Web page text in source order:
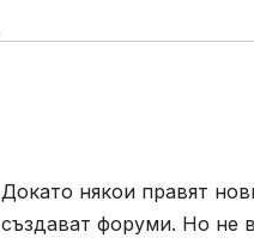
Докато някои правят
създават форуми. Но не